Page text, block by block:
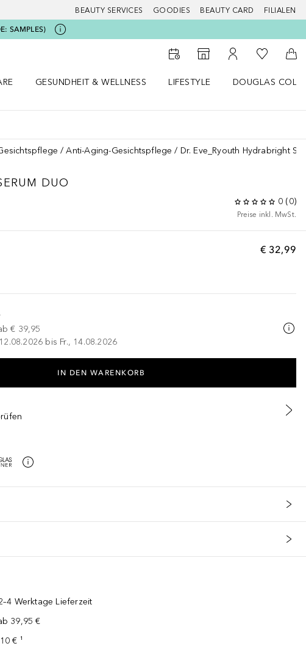
BEAUTY SERVICES GOODIES BEAUTY CARD FILIALEN
SAMPLES)
Zum Storefinder
Zu Meinem
Zu Meiner
GESUNDHEIT & WELLNESS
LIFESTYLE
DOUGLAS
Anti-Aging-Gesichtspflege Dr. Eve_Ryouth Hydrabright
DUO
0 (0)
Preise inkl. MwSt.
€ 32,99
€ 39,95
bis Fr., 14.08.2026
IN DEN WARENKORB
eindringen und diese mit Feuchtigkeit versorgen kann als
Werktage Lieferzeit
39,95 €
€ ¹